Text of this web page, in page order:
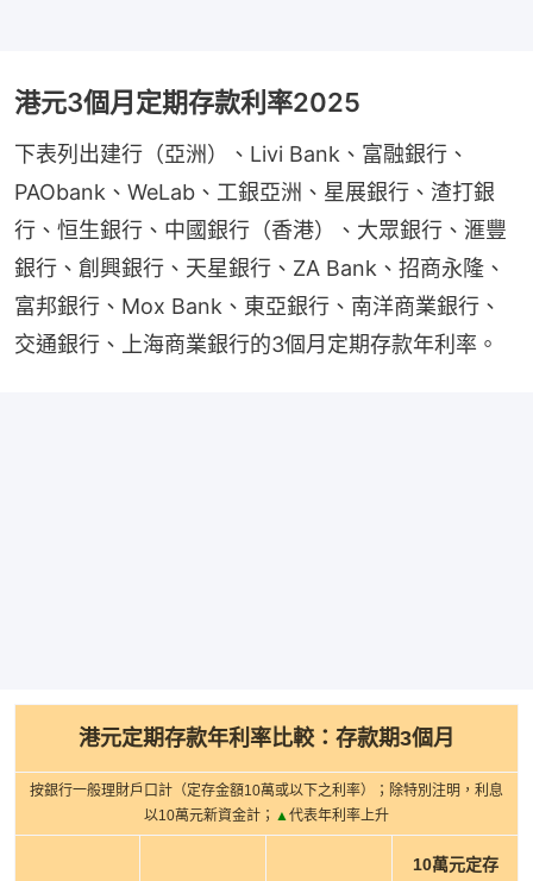
港元3個月定期存款利率2025
下表列出建行（亞洲）、Livi Bank、富融銀行、
PAObank、WeLab、工銀亞洲、星展銀行、渣打銀
行、恒生銀行、中國銀行（香港）、大眾銀行、滙豐
銀行、創興銀行、天星銀行、ZA Bank、招商永隆、
富邦銀行、Mox Bank、東亞銀行、南洋商業銀行、
交通銀行、上海商業銀行的3個月定期存款年利率。
港元定期存款年利率比較：存款期3個月
按銀行一般理財戶口計（定存金額10萬或以下之利率）；除特別注明，利息
以10萬元新資金計； ▲ 代表年利率上升
10萬元定存